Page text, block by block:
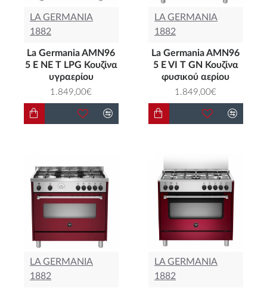
LA GERMANIA
1882
La Germania AMN96
5 E NE T LPG Κουζίνα
υγραερίου
1.849,00€
LA GERMANIA
1882
La Germania AMN96
5 E VI T GN Κουζίνα
φυσικού αερίου
1.849,00€
LA GERMANIA
1882
LA GERMANIA
1882